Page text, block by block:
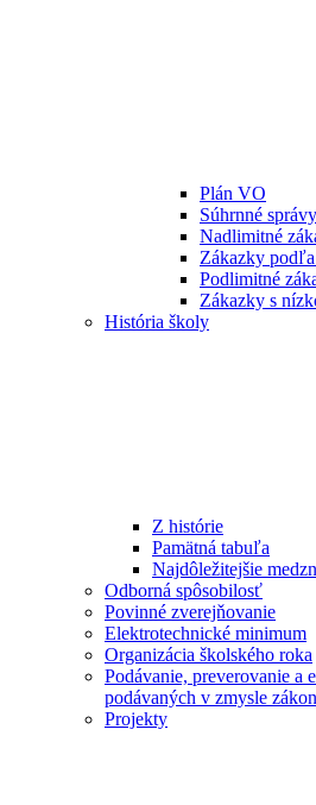
Plán VO
Súhrnné správy
Nadlimitné
Zákazky
Podlimitné
Zákazky s
História školy
Z histórie
Pamätná tabuľa
Najdôležitejšie
Odborná spôsobilosť
Povinné zverejňovanie
Elektrotechnické minimum
Organizácia školského roka
Podávanie, preverovanie a
podávaných v zmysle
Projekty